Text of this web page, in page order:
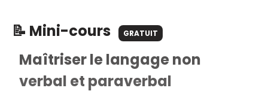
📝 Mini-cours GRATUIT
Maîtriser le langage non
verbal et paraverbal